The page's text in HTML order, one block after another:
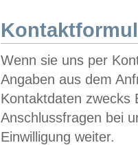
Wenn sie uns per
Angaben aus dem
Kontaktdaten zwecks
Anschlussfragen bei
Einwilligung weiter.